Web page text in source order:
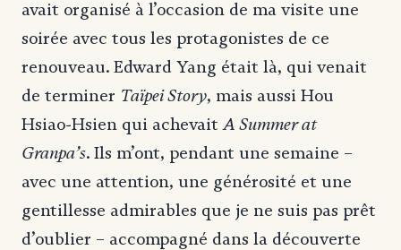
avait organisé à l’occasion de ma visite une
soirée avec tous les protagonistes de ce
renouveau. Edward Yang était là, qui venait
de terminer Taïpei Story, mais aussi Hou
Hsiao-Hsien qui achevaitA Summer at
Granpa’s. Ils m’ont, pendant une semaine –
avec une attention, une générosité et une
gentillesse admirables que je ne suis pas prêt
d’oublier – accompagné dans la découverte